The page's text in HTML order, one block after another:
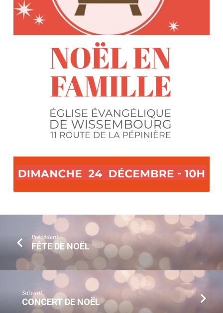
Précédent
FÊTE DE NOËL
Suivant
CONCERT DE NOËL